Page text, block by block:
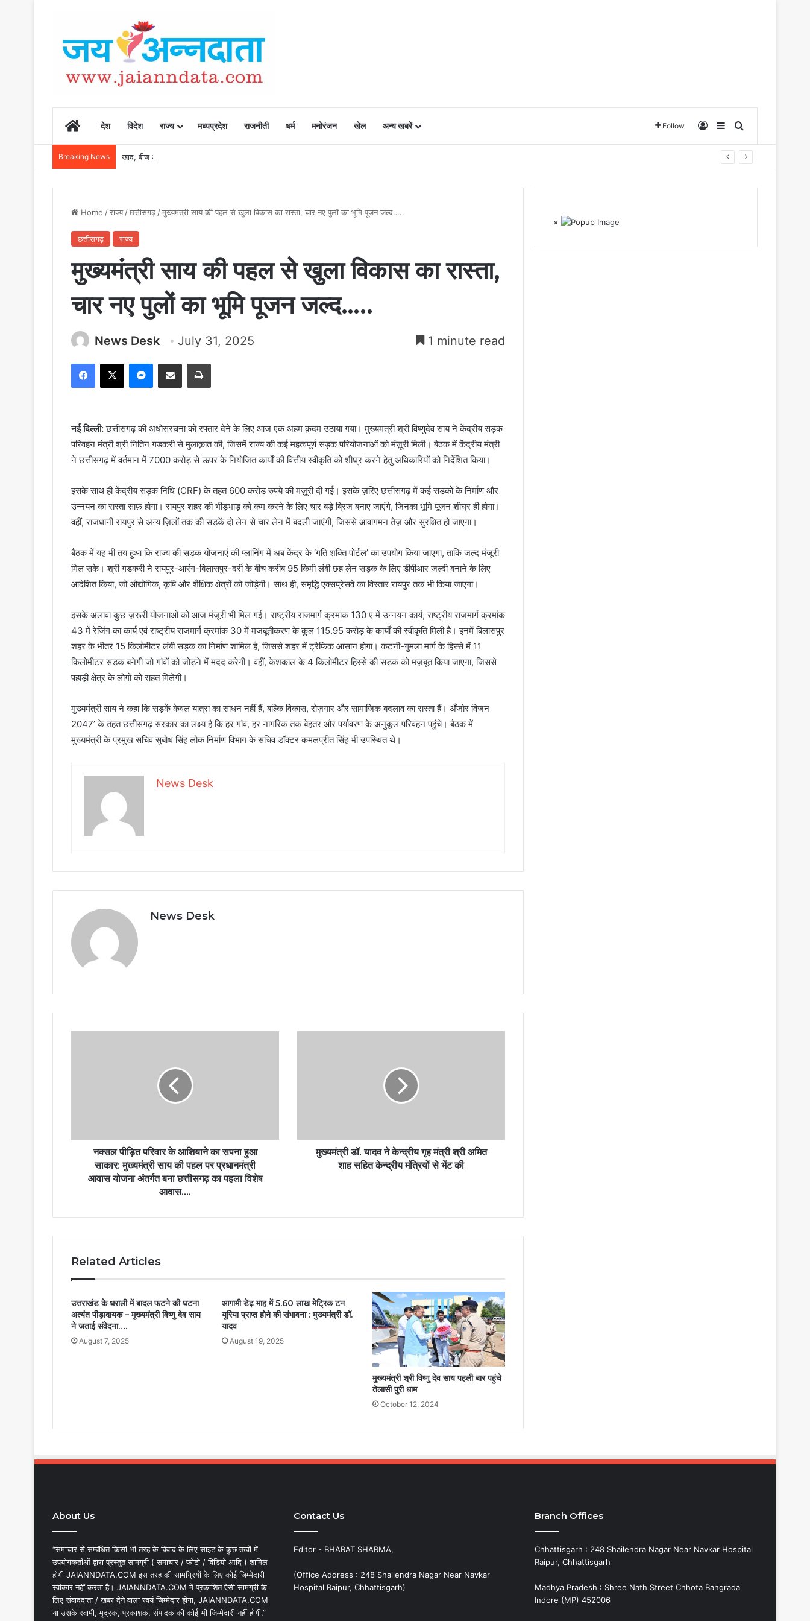
Homeदेश विदेश राज्य मध्यप्रदेश राजनीती धर्म मनोरंजन खेल अन्य खबरें Follow Log InSidebarSearch for
Breaking News खाद, बीज और उर्वरकों की समय पर उपलब्धता से किसानों में उत्साह, नैनो डीएपी और नैनो यूरिया बने किसानों के भरोसेमंद कृषि साथी…..
Home /राज्य/छत्तीसगढ़/मुख्यमंत्री साय की पहल से खुला विकास का रास्ता, चार नए पुलों का भूमि पूजन जल्द…..
छत्तीसगढ़ राज्य
मुख्यमंत्री साय की पहल से खुला विकास का रास्ता,
चार नए पुलों का भूमि पूजन जल्द…..
News Desk July 31, 2025 1 minute read
Facebook
X Messenger
Share via Email Print
नई दिल्ली:छत्तीसगढ़ की अधोसंरचना को रफ्तार देने के लिए आज एक अहम क़दम उठाया गया। मुख्यमंत्री श्री विष्णुदेव साय ने केंद्रीय सड़क
परिवहन मंत्री श्री नितिन गडकरी से मुलाक़ात की, जिसमें राज्य की कई महत्वपूर्ण सड़क परियोजनाओं को मंज़ूरी मिली। बैठक में केंद्रीय मंत्री
ने छत्तीसगढ़ में वर्तमान में 7000 करोड़ से ऊपर के नियोजित कार्यों की वित्तीय स्वीकृति को शीघ्र करने हेतु अधिकारियों को निर्देशित किया।
इसके साथ ही केंद्रीय सड़क निधि (CRF) के तहत 600 करोड़ रुपये की मंज़ूरी दी गई। इसके ज़रिए छत्तीसगढ़ में कई सड़कों के निर्माण और
उन्नयन का रास्ता साफ़ होगा। रायपुर शहर की भीड़भाड़ को कम करने के लिए चार बड़े ब्रिज बनाए जाएंगे, जिनका भूमि पूजन शीघ्र ही होगा।
वहीं, राजधानी रायपुर से अन्य ज़िलों तक की सड़कें दो लेन से चार लेन में बदली जाएंगी, जिससे आवागमन तेज़ और सुरक्षित हो जाएगा।
बैठक में यह भी तय हुआ कि राज्य की सड़क योजनाएं की प्लानिंग में अब केंद्र के ‘गति शक्ति पोर्टल’ का उपयोग किया जाएगा, ताकि जल्द मंजूरी
मिल सके। श्री गडकरी ने रायपुर-आरंग-बिलासपुर-दर्री के बीच करीब 95 किमी लंबी छह लेन सड़क के लिए डीपीआर जल्दी बनाने के लिए
आदेशित किया, जो औद्योगिक, कृषि और शैक्षिक क्षेत्रों को जोड़ेगी। साथ ही, समृद्धि एक्सप्रेसवे का विस्तार रायपुर तक भी किया जाएगा।
इसके अलावा कुछ ज़रूरी योजनाओं को आज मंजूरी भी मिल गई। राष्ट्रीय राजमार्ग क्रमांक 130 ए में उन्नयन कार्य, राष्ट्रीय राजमार्ग क्रमांक
43 में रेजिंग का कार्य एवं राष्ट्रीय राजमार्ग क्रमांक 30 में मजबूतीकरण के कुल 115.95 करोड़ के कार्यों की स्वीकृति मिली है। इनमें बिलासपुर
शहर के भीतर 15 किलोमीटर लंबी सड़क का निर्माण शामिल है, जिससे शहर में ट्रैफिक आसान होगा। कटनी-गुमला मार्ग के हिस्से में 11
किलोमीटर सड़क बनेगी जो गांवों को जोड़ने में मदद करेगी। वहीं, केशकाल के 4 किलोमीटर हिस्से की सड़क को मज़बूत किया जाएगा, जिससे
पहाड़ी क्षेत्र के लोगों को राहत मिलेगी।
मुख्यमंत्री साय ने कहा कि सड़कें केवल यात्रा का साधन नहीं हैं, बल्कि विकास, रोज़गार और सामाजिक बदलाव का रास्ता हैं। अँजोर विजन
2047’ के तहत छत्तीसगढ़ सरकार का लक्ष्य है कि हर गांव, हर नागरिक तक बेहतर और पर्यावरण के अनुकूल परिवहन पहुंचे। बैठक में
मुख्यमंत्री के प्रमुख सचिव सुबोध सिंह लोक निर्माण विभाग के सचिव डॉक्टर कमलप्रीत सिंह भी उपस्थित थे।
News Desk
News Desk
नक्सल पीड़ित परिवार के आशियाने का सपना हुआ
साकार: मुख्यमंत्री साय की पहल पर प्रधानमंत्री
आवास योजना अंतर्गत बना छत्तीसगढ़ का पहला विशेष
आवास….
मुख्यमंत्री डॉ. यादव ने केन्द्रीय गृह मंत्री श्री अमित
शाह सहित केन्द्रीय मंत्रियों से भेंट की
Related Articles
उत्तराखंड के धराली में बादल फटने की घटना
अत्यंत पीड़ादायक – मुख्यमंत्री विष्णु देव साय
ने जताई संवेदना….
August 7, 2025
आगामी डेढ़ माह में 5.60 लाख मेट्रिक टन
यूरिया प्राप्त होने की संभावना : मुख्यमंत्री डॉ.
यादव
August 19, 2025
मुख्यमंत्री श्री विष्णु देव साय पहली बार पहुंचे
तेलासी पुरी धाम
October 12, 2024
×
About Us
“समाचार से सम्बंधित किसी भी तरह के विवाद के लिए साइट के कुछ तत्वों में
उपयोगकर्ताओं द्वारा प्रस्तुत सामग्री ( समाचार / फोटो / विडियो आदि ) शामिल
होगी JAIANNDATA.COM इस तरह की सामग्रियों के लिए कोई जिम्मेदारी
स्वीकार नहीं करता है। JAIANNDATA.COM में प्रकाशित ऐसी सामग्री के
लिए संवाददाता / खबर देने वाला स्वयं जिम्मेदार होगा, JAIANNDATA.COM
या उसके स्वामी, मुद्रक, प्रकाशक, संपादक की कोई भी जिम्मेदारी नहीं होगी.”
Contact Us
Editor - BHARAT SHARMA,
(Office Address : 248 Shailendra Nagar Near Navkar
Hospital Raipur, Chhattisgarh)
Branch Offices
Chhattisgarh : 248 Shailendra Nagar Near Navkar Hospital
Raipur, Chhattisgarh
Madhya Pradesh : Shree Nath Street Chhota Bangrada
Indore (MP) 452006